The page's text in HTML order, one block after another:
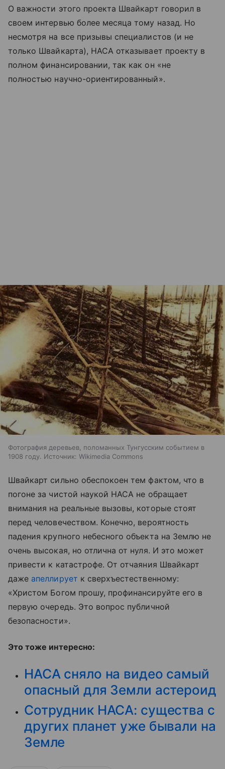
О важности этого проекта Швайкарт говорил в
своем интервью более месяца тому назад. Но
несмотря на все призывы специалистов (и не
только Швайкарта), НАСА отказывает проекту в
полном финансировании, так как он «не
полностью научно-ориентированный».
Фотография деревьев, поломанных Тунгусским событием в
1908 году. Источник: Wikimedia Commons
Швайкарт сильно обеспокоен тем фактом, что в
погоне за чистой наукой НАСА не обращает
внимания на реальные вызовы, которые стоят
перед человечеством. Конечно, вероятность
падения крупного небесного объекта на Землю не
очень высокая, но отлична от нуля. И это может
привести к катастрофе. От отчаяния Швайкарт
даже апеллирует к сверхъестественному:
«Христом Богом прошу, профинансируйте его в
первую очередь. Это вопрос публичной
безопасности».
Это тоже интересно:
НАСА сняло на видео самый
опасный для Земли астероид
Сотрудник НАСА: существа с
других планет уже бывали на
Земле